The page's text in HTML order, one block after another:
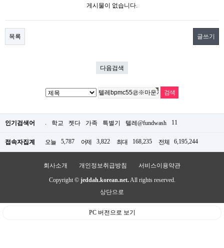
게시물이 없습니다.
목록 글쓰기
다음검색
인기검색어 . 학교 젯다 가족 특별기 텔레@fundwash 11
접속자집계 오늘 5,787 어제 3,822 최대 168,235 전체 6,195,244
회사소개 개인정보취급방침 서비스이용약관
Copyright © jeddah.korean.net.All rights reserved.
상단으로
PC 버전으로 보기